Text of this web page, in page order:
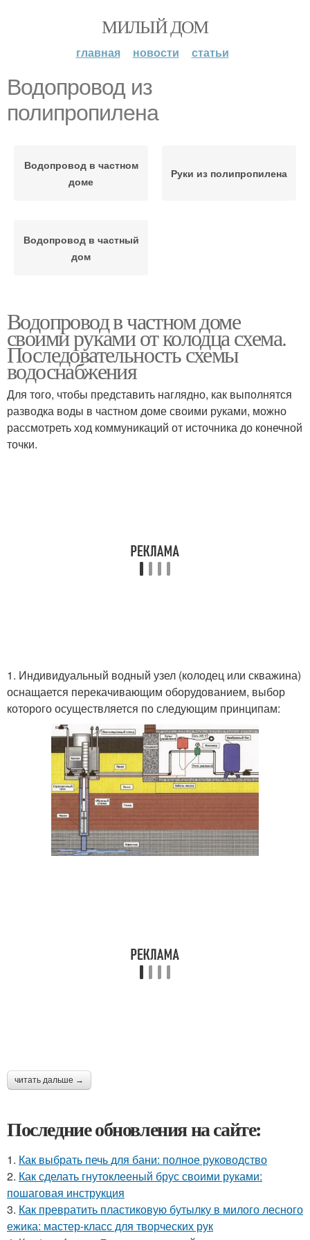
МИЛЫЙ ДОМ
главная новости статьи
Водопровод из
полипропилена
Водопровод в частном
доме
Руки из полипропилена
Водопровод в частный
дом
Водопровод в частном доме
своими руками от колодца схема.
Последовательность схемы
водоснабжения
Для того, чтобы представить наглядно, как выполнятся
разводка воды в частном доме своими руками, можно
рассмотреть ход коммуникаций от источника до конечной
точки.
1. Индивидуальный водный узел (колодец или скважина)
оснащается перекачивающим оборудованием, выбор
которого осуществляется по следующим принципам:
читать дальше →
Последние обновления на сайте:
1. Как выбрать печь для бани: полное руководство
2. Как сделать гнутоклееный брус своими руками:
пошаговая инструкция
3. Как превратить пластиковую бутылку в милого лесного
ежика: мастер-класс для творческих рук